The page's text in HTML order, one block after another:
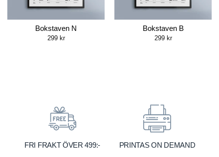
Bokstaven N
299 kr
Bokstaven B
299 kr
FRI FRAKT ÖVER 499:- PRINTAS ON DEMAND